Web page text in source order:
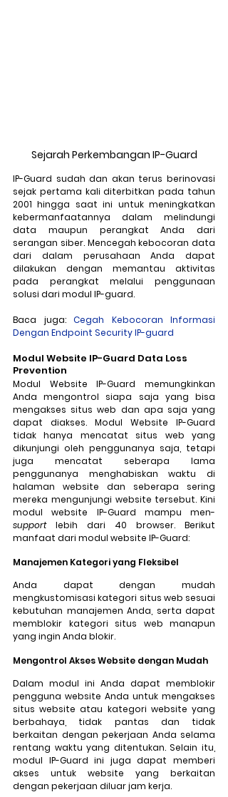
Sejarah Perkembangan IP-Guard
IP-Guard sudah dan akan terus berinovasi
sejak pertama kali diterbitkan pada tahun
2001 hingga saat ini untuk meningkatkan
kebermanfaatannya dalam melindungi
data maupun perangkat Anda dari
serangan siber. Mencegah kebocoran data
dari dalam perusahaan Anda dapat
dilakukan dengan memantau aktivitas
pada perangkat melalui penggunaan
solusi dari modul IP-guard.
Baca juga: Cegah Kebocoran Informasi
Dengan Endpoint Security IP-guard
Modul Website IP-Guard Data Loss
Prevention
Modul Website IP-Guard memungkinkan
Anda mengontrol siapa saja yang bisa
mengakses situs web dan apa saja yang
dapat diakses. Modul Website IP-Guard
tidak hanya mencatat situs web yang
dikunjungi oleh penggunanya saja, tetapi
juga mencatat seberapa lama
penggunanya menghabiskan waktu di
halaman website dan seberapa sering
mereka mengunjungi website tersebut. Kini
modul website IP-Guard mampu men-
support lebih dari 40 browser. Berikut
manfaat dari modul website IP-Guard:
Manajemen Kategori yang Fleksibel
Anda dapat dengan mudah
mengkustomisasi kategori situs web sesuai
kebutuhan manajemen Anda, serta dapat
memblokir kategori situs web manapun
yang ingin Anda blokir.
Mengontrol Akses Website dengan Mudah
Dalam modul ini Anda dapat memblokir
pengguna website Anda untuk mengakses
situs website atau kategori website yang
berbahaya, tidak pantas dan tidak
berkaitan dengan pekerjaan Anda selama
rentang waktu yang ditentukan. Selain itu,
modul IP-Guard ini juga dapat memberi
akses untuk website yang berkaitan
dengan pekerjaan diluar jam kerja.